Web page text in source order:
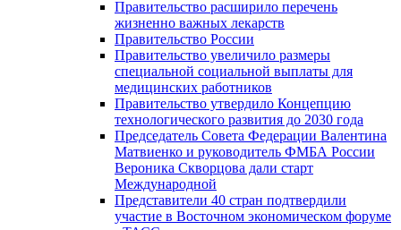
Правительство расширило перечень
жизненно важных лекарств
Правительство России
Правительство увеличило размеры
специальной социальной выплаты для
медицинских работников
Правительство утвердило Концепцию
технологического развития до 2030 года
Председатель Совета Федерации Валентина
Матвиенко и руководитель ФМБА России
Вероника Скворцова дали старт
Международной
Представители 40 стран подтвердили
участие в Восточном экономическом форуме